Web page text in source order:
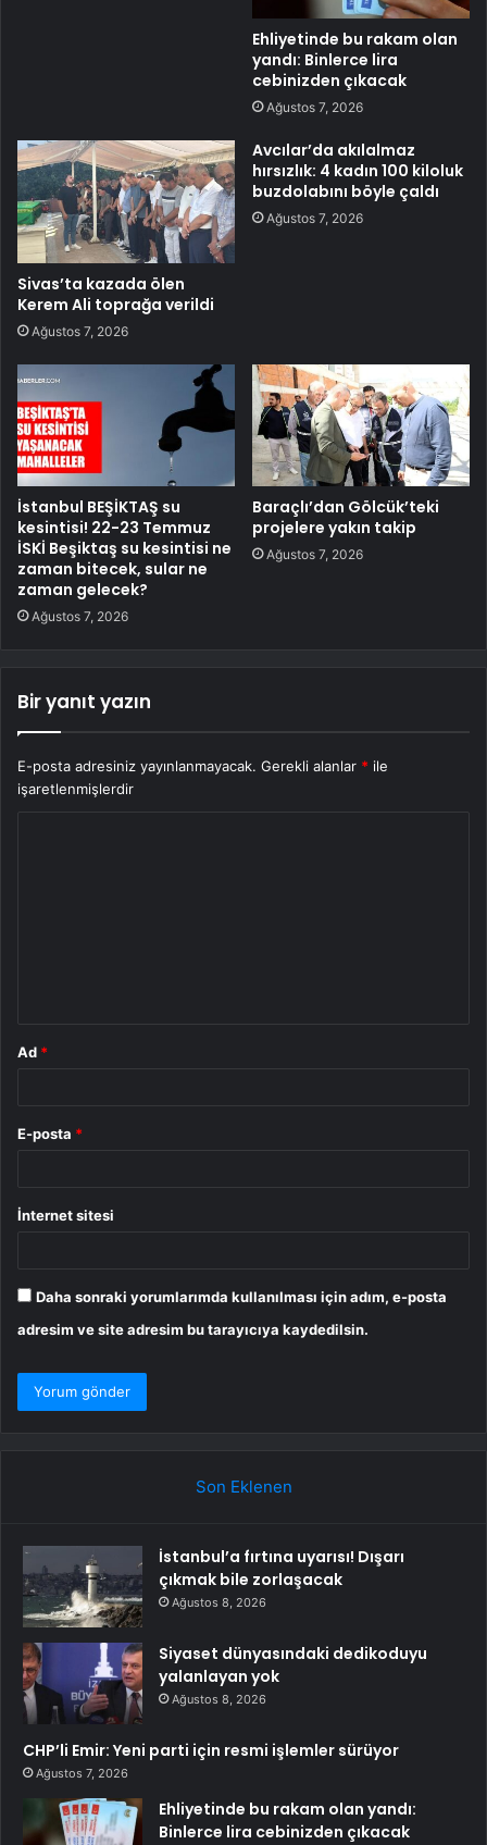
Ehliyetinde bu rakam olan
yandı: Binlerce lira
cebinizden çıkacak
Ağustos 7, 2026
Sivas’ta kazada ölen
Kerem Ali toprağa verildi
Ağustos 7, 2026
Avcılar’da akılalmaz
hırsızlık: 4 kadın 100 kiloluk
buzdolabını böyle çaldı
Ağustos 7, 2026
İstanbul BEŞİKTAŞ su
kesintisi! 22-23 Temmuz
İSKİ Beşiktaş su kesintisi ne
zaman bitecek, sular ne
zaman gelecek?
Ağustos 7, 2026
Baraçlı’dan Gölcük’teki
projelere yakın takip
Ağustos 7, 2026
Bir yanıt yazın
E-posta adresiniz yayınlanmayacak. Gerekli alanlar * ile
işaretlenmişlerdir
Ad *
E-posta *
İnternet sitesi
Daha sonraki yorumlarımda kullanılması için adım, e-posta
adresim ve site adresim bu tarayıcıya kaydedilsin.
Son Eklenen
İstanbul’a fırtına uyarısı! Dışarı
çıkmak bile zorlaşacak
Ağustos 8, 2026
Siyaset dünyasındaki dedikoduyu
yalanlayan yok
Ağustos 8, 2026
CHP’li Emir: Yeni parti için resmi işlemler sürüyor
Ağustos 7, 2026
Ehliyetinde bu rakam olan yandı:
Binlerce lira cebinizden çıkacak